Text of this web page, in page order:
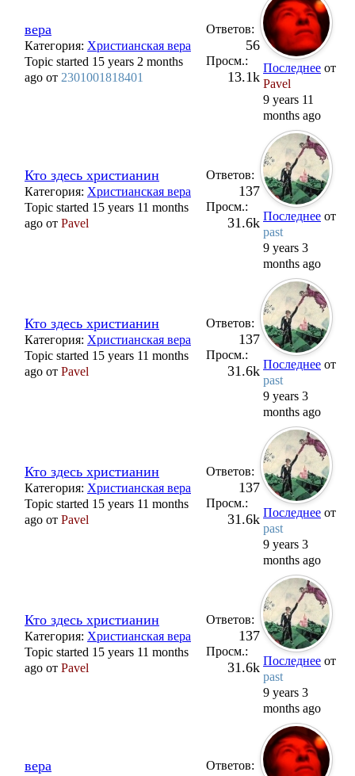
вера
Категория: Христианская вера
Topic started 15 years 2 months
ago от 2301001818401
Ответов:
56
Просм.:
13.1k
Последнее от
Pavel
9 years 11
months ago
Кто здесь христианин
Категория: Христианская вера
Topic started 15 years 11 months
ago от Pavel
Ответов:
137
Просм.:
31.6k Последнее от
past
9 years 3
months ago
Кто здесь христианин
Категория: Христианская вера
Topic started 15 years 11 months
ago от Pavel
Ответов:
137
Просм.:
31.6k Последнее от
past
9 years 3
months ago
Кто здесь христианин
Категория: Христианская вера
Topic started 15 years 11 months
ago от Pavel
Ответов:
137
Просм.:
31.6k Последнее от
past
9 years 3
months ago
Кто здесь христианин
Категория: Христианская вера
Topic started 15 years 11 months
ago от Pavel
Ответов:
137
Просм.:
31.6k Последнее от
past
9 years 3
months ago
вера Ответов: